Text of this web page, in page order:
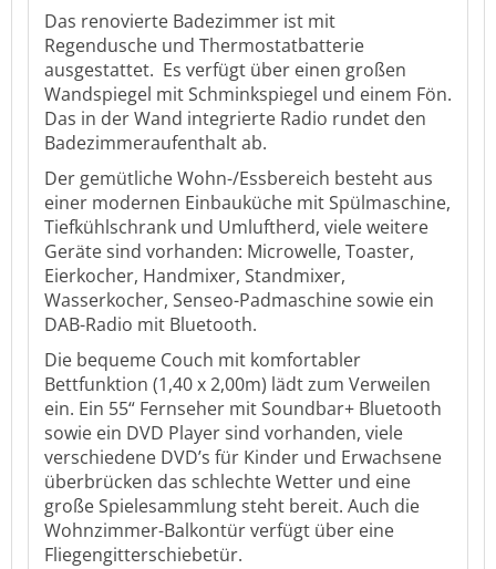
Das renovierte Badezimmer ist mit
Regendusche und Thermostatbatterie
ausgestattet. Es verfügt über einen großen
Wandspiegel mit Schminkspiegel und einem Fön.
Das in der Wand integrierte Radio rundet den
Badezimmeraufenthalt ab.
Der gemütliche Wohn-/Essbereich besteht aus
einer modernen Einbauküche mit Spülmaschine,
Tiefkühlschrank und Umluftherd, viele weitere
Geräte sind vorhanden: Microwelle, Toaster,
Eierkocher, Handmixer, Standmixer,
Wasserkocher, Senseo-Padmaschine sowie ein
DAB-Radio mit Bluetooth.
Die bequeme Couch mit komfortabler
Bettfunktion (1,40 x 2,00m) lädt zum Verweilen
ein. Ein 55“ Fernseher mit Soundbar+ Bluetooth
sowie ein DVD Player sind vorhanden, viele
verschiedene DVD’s für Kinder und Erwachsene
überbrücken das schlechte Wetter und eine
große Spielesammlung steht bereit. Auch die
Wohnzimmer-Balkontür verfügt über eine
Fliegengitterschiebetür.